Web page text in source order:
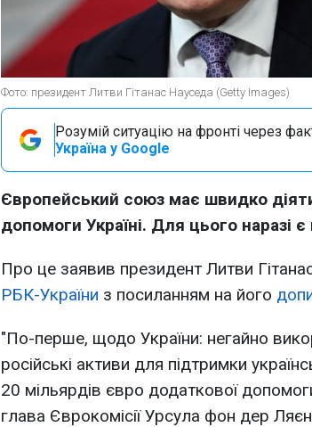
Фото: президент Литви Гітанас Науседа (Getty Images)
Розумій ситуацію на фронті через
Україна у Google
Європейський союз має швидко
допомоги Україні. Для цього наразі є
Про це заявив президент Литви
РБК-України з посиланням на його
"По-перше, щодо України: негайно
російські активи для підтримки
20 мільярдів євро додаткової
глава Єврокомісії Урсула фон дер